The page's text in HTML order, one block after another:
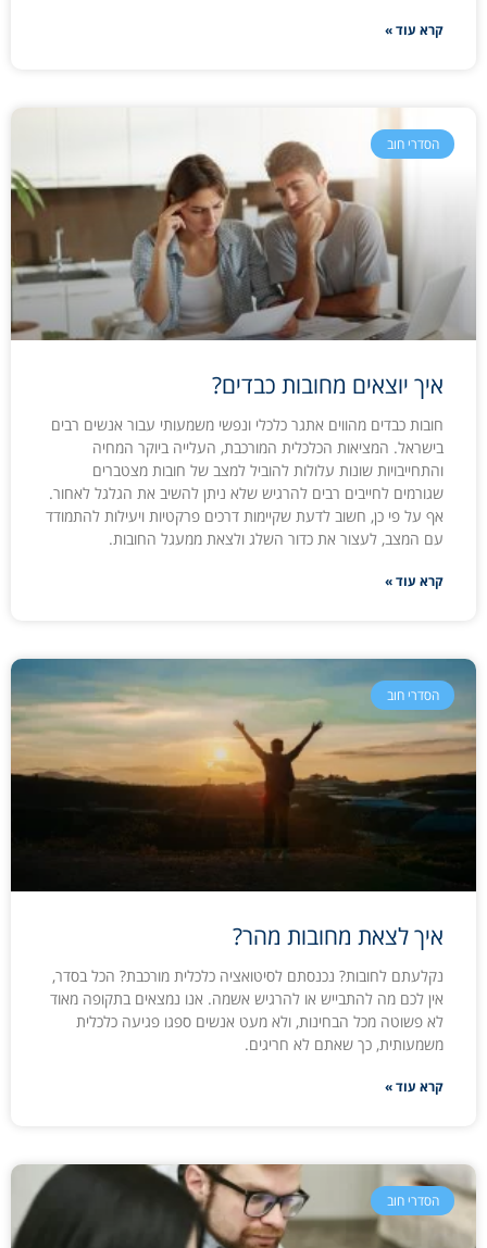
קרא עוד »
הסדרי חוב
איך יוצאים מחובות כבדים?
חובות כבדים מהווים אתגר כלכלי ונפשי משמעותי עבור אנשים רבים
בישראל. המציאות הכלכלית המורכבת, העלייה ביוקר המחיה
והתחייבויות שונות עלולות להוביל למצב של חובות מצטברים
שגורמים לחייבים רבים להרגיש שלא ניתן להשיב את הגלגל לאחור.
אף על פי כן, חשוב לדעת שקיימות דרכים פרקטיות ויעילות להתמודד
עם המצב, לעצור את כדור השלג ולצאת ממעגל החובות.
קרא עוד »
הסדרי חוב
איך לצאת מחובות מהר?
נקלעתם לחובות? נכנסתם לסיטואציה כלכלית מורכבת? הכל בסדר,
אין לכם מה להתבייש או להרגיש אשמה. אנו נמצאים בתקופה מאוד
לא פשוטה מכל הבחינות, ולא מעט אנשים ספגו פגיעה כלכלית
משמעותית, כך שאתם לא חריגים.
קרא עוד »
הסדרי חוב